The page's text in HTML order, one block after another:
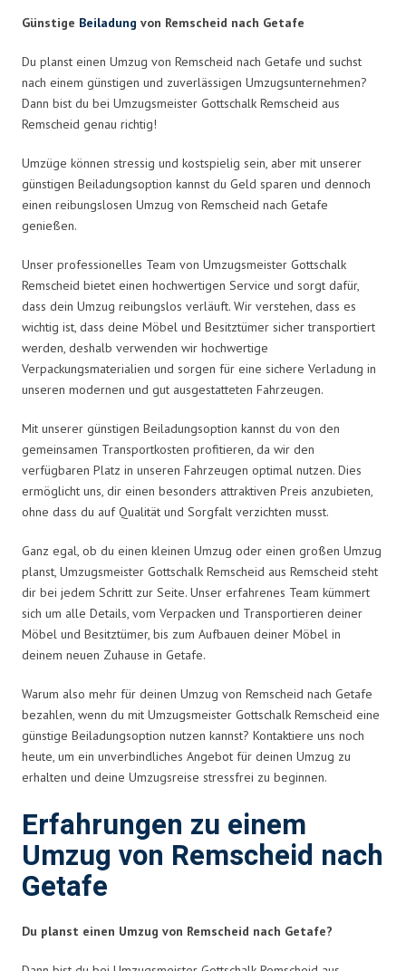
Günstige Beiladung von Remscheid nach Getafe
Du planst einen Umzug von Remscheid nach Getafe und suchst
nach einem günstigen und zuverlässigen Umzugsunternehmen?
Dann bist du bei Umzugsmeister Gottschalk Remscheid aus
Remscheid genau richtig!
Umzüge können stressig und kostspielig sein, aber mit unserer
günstigen Beiladungsoption kannst du Geld sparen und dennoch
einen reibungslosen Umzug von Remscheid nach Getafe
genießen.
Unser professionelles Team von Umzugsmeister Gottschalk
Remscheid bietet einen hochwertigen Service und sorgt dafür,
dass dein Umzug reibungslos verläuft. Wir verstehen, dass es
wichtig ist, dass deine Möbel und Besitztümer sicher transportiert
werden, deshalb verwenden wir hochwertige
Verpackungsmaterialien und sorgen für eine sichere Verladung in
unseren modernen und gut ausgestatteten Fahrzeugen.
Mit unserer günstigen Beiladungsoption kannst du von den
gemeinsamen Transportkosten profitieren, da wir den
verfügbaren Platz in unseren Fahrzeugen optimal nutzen. Dies
ermöglicht uns, dir einen besonders attraktiven Preis anzubieten,
ohne dass du auf Qualität und Sorgfalt verzichten musst.
Ganz egal, ob du einen kleinen Umzug oder einen großen Umzug
planst, Umzugsmeister Gottschalk Remscheid aus Remscheid steht
dir bei jedem Schritt zur Seite. Unser erfahrenes Team kümmert
sich um alle Details, vom Verpacken und Transportieren deiner
Möbel und Besitztümer, bis zum Aufbauen deiner Möbel in
deinem neuen Zuhause in Getafe.
Warum also mehr für deinen Umzug von Remscheid nach Getafe
bezahlen, wenn du mit Umzugsmeister Gottschalk Remscheid eine
günstige Beiladungsoption nutzen kannst? Kontaktiere uns noch
heute, um ein unverbindliches Angebot für deinen Umzug zu
erhalten und deine Umzugsreise stressfrei zu beginnen.
Erfahrungen zu einem
Umzug von Remscheid nach
Getafe
Du planst einen Umzug von Remscheid nach Getafe?